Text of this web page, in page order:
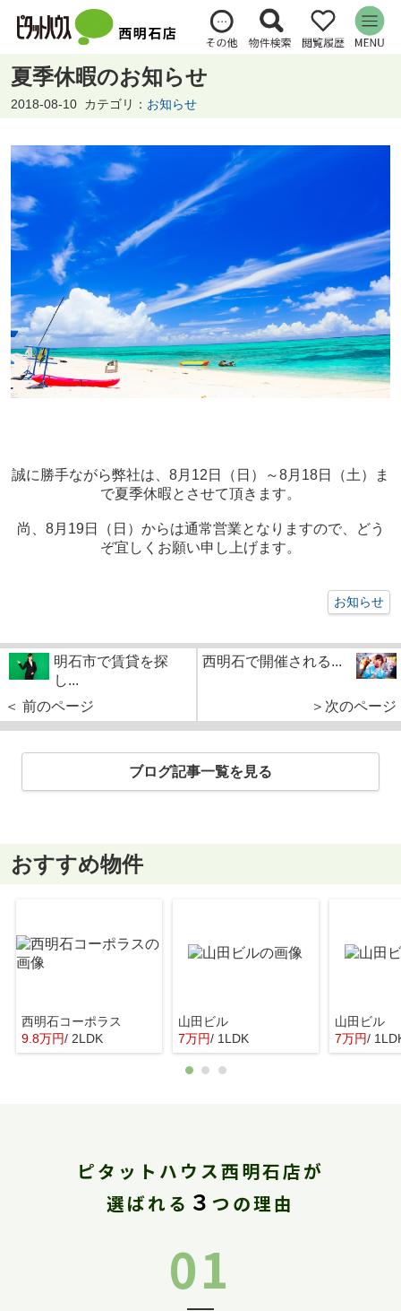
夏季休暇のお知らせ
2018-08-10 カテゴリ： お知らせ
誠に勝手ながら弊社は、8月12日（日）～8月18日（土）ま
で夏季休暇とさせて頂きます。
尚、8月19日（日）からは通常営業となりますので、どう
ぞ宜しくお願い申し上げます。
お知らせ
明石市で賃貸を探
し...
＜ 前のページ
西明石で開催される...
＞次のページ
ブログ記事一覧を見る
おすすめ物件
西明石コーポラス
9.8万円/ 2LDK
山田ビル
7万円/ 1LDK
山田ビル
7万円/
ピタットハウス西明石店が
選ばれる ３ つの理由
01